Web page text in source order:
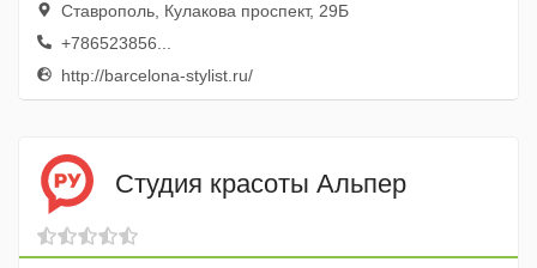
Ставрополь, Кулакова проспект, 29Б
+786523856...
http://barcelona-stylist.ru/
Студия красоты Альпер